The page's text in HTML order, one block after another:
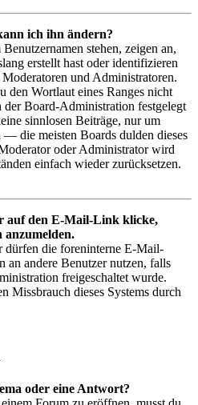
ich ihn ändern?
stehen, zeigen an,
erstellt hast oder identifizieren
und Administratoren.
den Wortlaut eines Ranges nicht
der Board-Administration festgelegt
sinnlosen Beiträge, nur um
— die meisten Boards dulden dieses
oder Administrator wird
einfach wieder zurücksetzen.
auf den E-Mail-Link klicke,
anzumelden.
dürfen die foreninterne E-Mail-
an andere Benutzer nutzen, falls
freigeschaltet wurde.
Missbrauch dieses Systems durch
oder eine Antwort?